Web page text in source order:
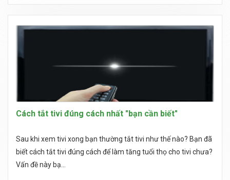
Cách tắt tivi đúng cách nhất "bạn cần biết"
Sau khi xem tivi xong bạn thường tắt tivi như thế nào? Bạn đã
biết cách tắt tivi đúng cách để làm tăng tuổi thọ cho tivi chưa?
Vấn đề này bạ...